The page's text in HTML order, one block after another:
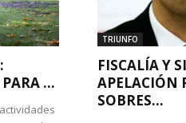
...
TRIUNFO
FISCALÍA Y
APELACIÓN
SOBRES...